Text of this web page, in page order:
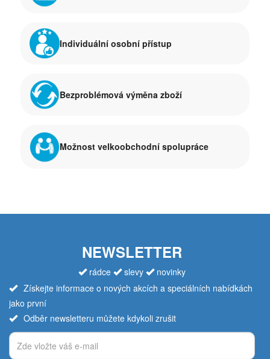
Individuální osobní přístup
Bezproblémová výměna zboží
Možnost velkoobchodní spolupráce
NEWSLETTER
rádce slevy
novinky
Získejte informace o nových akcích a speciálních nabídkách
jako první
Odběr newsletteru můžete kdykoli zrušit